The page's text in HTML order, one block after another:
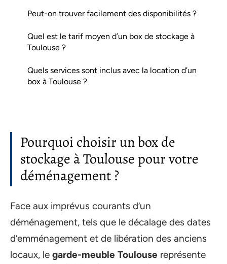
Peut-on trouver facilement des disponibilités ?
Quel est le tarif moyen d’un box de stockage à
Toulouse ?
Quels services sont inclus avec la location d’un
box à Toulouse ?
Pourquoi choisir un box de
stockage à Toulouse pour votre
déménagement ?
Face aux imprévus courants d’un
déménagement, tels que le décalage des dates
d’emménagement et de libération des anciens
locaux, le garde-meuble Toulouse représente